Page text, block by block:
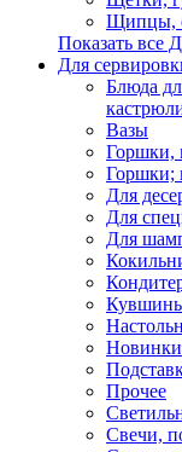
Щипцы,
Показать все
Для
Блюда
Вазы
Горшки,
Горшки;
Для
Для
Для
Новинки
Прочее
Свечи,